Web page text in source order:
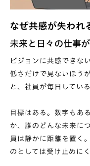
なぜ共感が失われ
未来と日々の仕事
ビジョンに共感できな
低さだけで見ないほう
と、社員が毎日してい
目標はある。数字もあ
か、誰のどんな未来に
員は静かに距離を置く
のとしては受け止めにく